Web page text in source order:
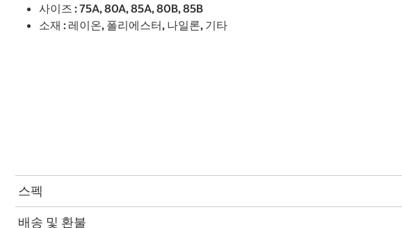
사이즈 : 75A, 80A, 85A, 80B, 85B
소재 : 레이온, 폴리에스터, 나일론, 기타
스펙
배송 및 환불